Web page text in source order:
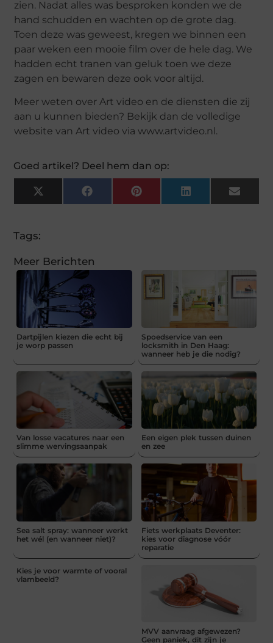
zien. Nadat alles was besproken konden we de
hand schudden en wachten op de grote dag.
Toen deze was geweest, kregen we binnen een
paar weken een mooie film over de hele dag. We
hadden echt tranen van geluk toen we deze
zagen en bewaren deze ook voor altijd.
Meer weten over Art video en de diensten die zij
aan u kunnen bieden? Bekijk dan de volledige
website van Art video via www.artvideo.nl.
Goed artikel? Deel hem dan op:
X
(Twitter)
FacebookPinterestLinkedInEmail
Tags:
Meer Berichten
Dartpijlen kiezen die echt bij
je worp passen
Spoedservice van een
locksmith in Den Haag:
wanneer heb je die nodig?
Van losse vacatures naar een
slimme wervingsaanpak
Een eigen plek tussen duinen
en zee
Sea salt spray: wanneer werkt
het wél (en wanneer niet)?
Fiets werkplaats Deventer:
kies voor diagnose vóór
reparatie
Kies je voor warmte of vooral
vlambeeld?
MVV aanvraag afgewezen?
Geen paniek, dit zijn je